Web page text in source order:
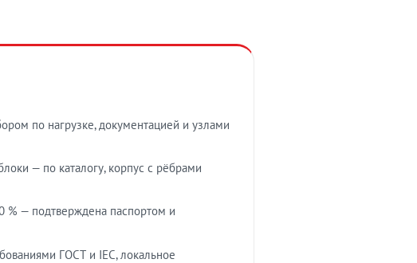
по нагрузке, документацией и узлами
— по каталогу, корпус с рёбрами
% — подтверждена паспортом и
ГОСТ и IEC, локальное